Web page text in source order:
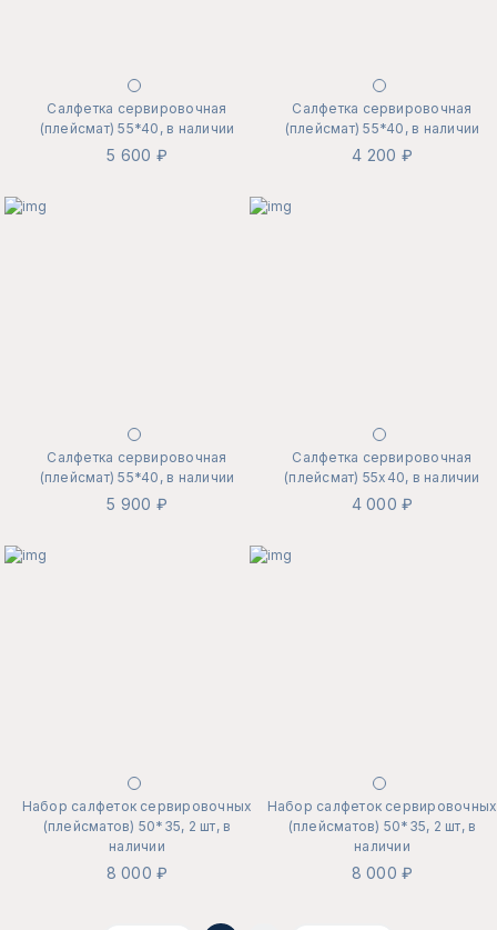
Салфетка сервировочная
(плейсмат) 55*40, в наличии
5 600 ₽
Салфетка сервировочная
(плейсмат) 55*40, в наличии
4 200 ₽
Салфетка сервировочная
(плейсмат) 55*40, в наличии
5 900 ₽
Салфетка сервировочная
(плейсмат) 55х40, в наличии
4 000 ₽
Набор салфеток сервировочных
(плейсматов) 50*35, 2 шт, в
наличии
8 000 ₽
Набор салфеток сервировочных
(плейсматов) 50*35, 2 шт, в
наличии
8 000 ₽